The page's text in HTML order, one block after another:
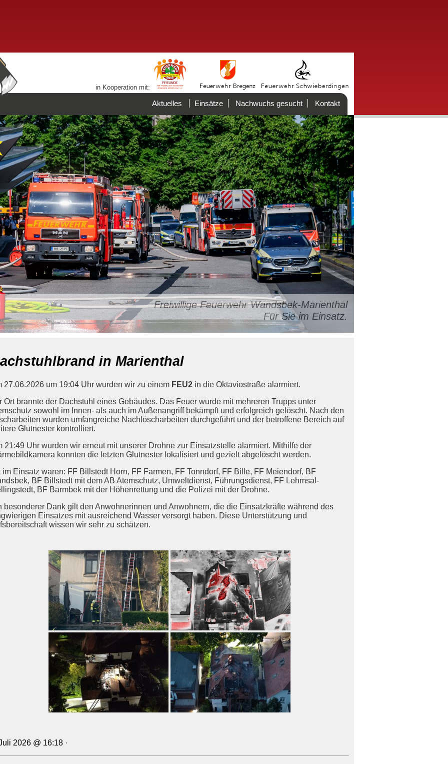
in Kooperation mit:
Aktuelles Einsätze Nachwuchs gesucht Kontakt
Freiwillige Feuerwehr Wandsbek-Marienthal
Für Sie im Einsatz.
in Marienthal
27.06.2026 um 19:04 Uhr wurden wir zu einem FEU2 in die Oktaviostraße alarmiert.
Ort brannte der Dachstuhl eines Gebäudes. Das Feuer wurde mit mehreren Trupps unter
sowohl im Innen- als auch im Außenangriff bekämpft und erfolgreich gelöscht. Nach den
wurden umfangreiche Nachlöscharbeiten durchgeführt und der betroffene Bereich auf
Glutnester kontrolliert.
21:49 Uhr wurden wir erneut mit unserer Drohne zur Einsatzstelle alarmiert. Mithilfe der
konnten die letzten Glutnester lokalisiert und gezielt abgelöscht werden.
im Einsatz waren: FF Billstedt Horn, FF Farmen, FF Tonndorf, FF Bille, FF Meiendorf, BF
BF Billstedt mit dem AB Atemschutz, Umweltdienst, Führungsdienst, FF Lehmsal-
BF Barmbek mit der Höhenrettung und die Polizei mit der Drohne.
besonderer Dank gilt den Anwohnerinnen und Anwohnern, die die Einsatzkräfte während des
Einsatzes mit ausreichend Wasser versorgt haben. Diese Unterstützung und
wissen wir sehr zu schätzen.
2026 @ 16:18 ·